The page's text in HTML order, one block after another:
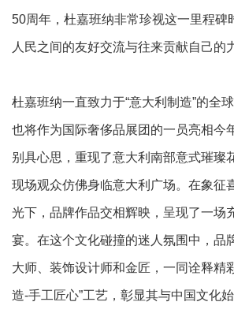
50周年，杜嘉班纳非常珍视这一里程碑
人民之间的友好交流与往来贡献自己的
杜嘉班纳一直致力于“意大利制造”的全
也将作为国际奢侈品展团的一员亮相今
别具心思，重现了意大利南部意式璀璨
现场观众仿佛身临意大利广场。在象征
光下，品牌作品交相辉映，呈现了一场
宴。在这个文化碰撞的迷人氛围中，品
大师、装饰设计师和金匠，一同诠释精
造-手工匠心”工艺，彰显其与中国文化